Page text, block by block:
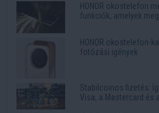
HONOR okostelefon
funkciók, amelyek
HONOR okostelefon-
fotózási igények
Stabilcoinos fizetés:
Visa, a Mastercard és